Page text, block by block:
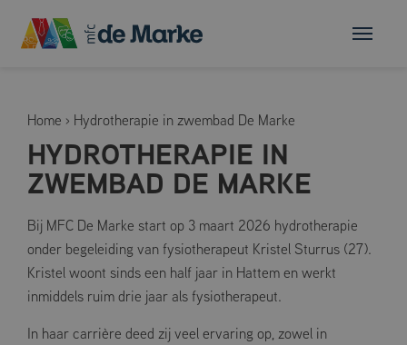
Home › Hydrotherapie in zwembad De Marke
HYDROTHERAPIE IN
ZWEMBAD DE MARKE
Bij MFC De Marke start op 3 maart 2026 hydrotherapie
onder begeleiding van fysiotherapeut Kristel Sturrus (27).
Kristel woont sinds een half jaar in Hattem en werkt
inmiddels ruim drie jaar als fysiotherapeut.
In haar carrière deed zij veel ervaring op, zowel in